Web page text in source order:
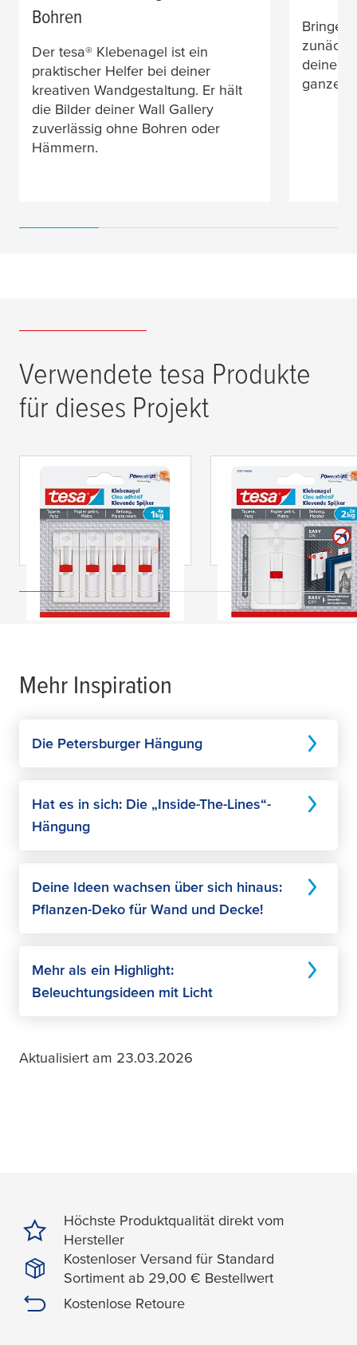
Bohren
Der tesa® Klebenagel ist ein
praktischer Helfer bei deiner
kreativen Wandgestaltung. Er hält
die Bilder deiner Wall Gallery
zuverlässig ohne Bohren oder
Hämmern.
Bringe
deiner
ganzer
Verwendete tesa Produkte
für dieses Projekt
tesa® Verstellbarer
Klebenagel für
Tapeten und Putz
(1kg)
tesa® Verstellbarer
Klebenagel für
Tapeten und Putz (2
kg)
Mehr Inspiration
Die Petersburger Hängung
Hat es in sich: Die „Inside-The-Lines“-
Hängung
Deine Ideen wachsen über sich hinaus:
Pflanzen-Deko für Wand und Decke!
Mehr als ein Highlight:
Beleuchtungsideen mit Licht
Aktualisiert am 23.03.2026
Höchste Produktqualität direkt vom
Hersteller
Kostenloser Versand für Standard
Sortiment ab 29,00 € Bestellwert
Kostenlose Retoure